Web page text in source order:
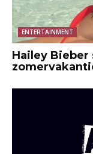
ENTERTAINMENT
Hailey